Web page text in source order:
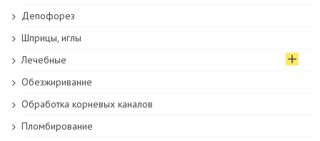
Депофорез
Шприцы, иглы
Лечебные
Обезжиривание
Обработка корневых каналов
Пломбирование